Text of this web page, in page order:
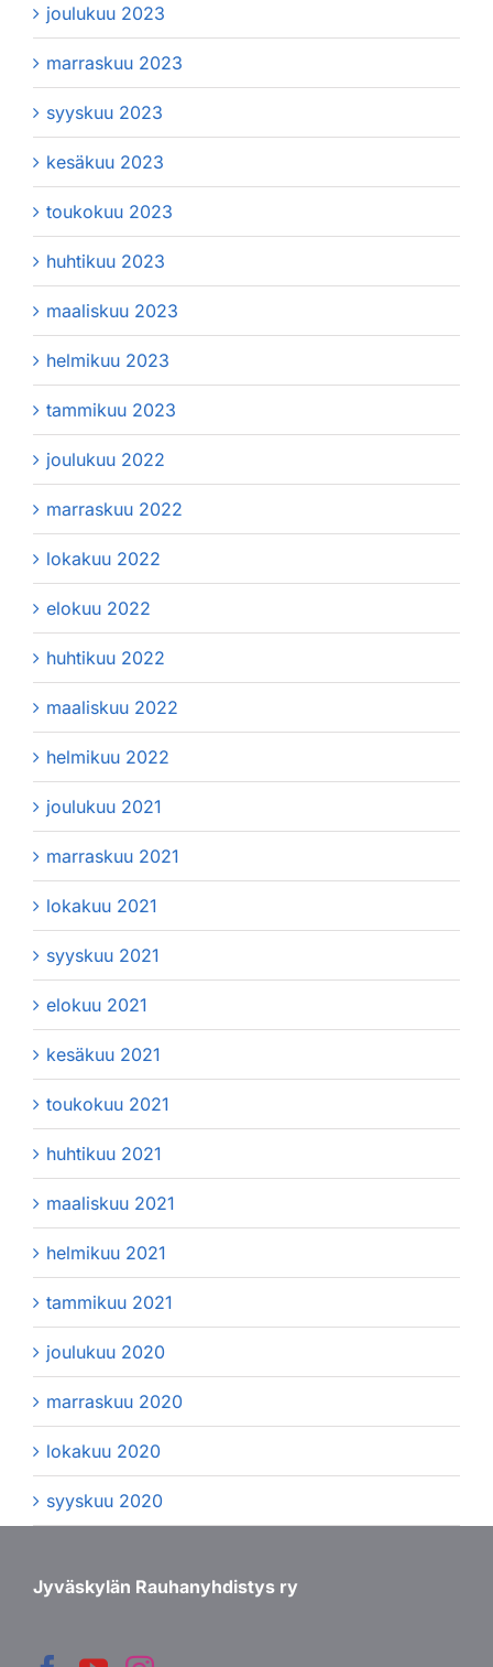
joulukuu 2023
marraskuu 2023
syyskuu 2023
kesäkuu 2023
toukokuu 2023
huhtikuu 2023
maaliskuu 2023
helmikuu 2023
tammikuu 2023
joulukuu 2022
marraskuu 2022
lokakuu 2022
elokuu 2022
huhtikuu 2022
maaliskuu 2022
helmikuu 2022
joulukuu 2021
marraskuu 2021
lokakuu 2021
syyskuu 2021
elokuu 2021
kesäkuu 2021
toukokuu 2021
huhtikuu 2021
maaliskuu 2021
helmikuu 2021
tammikuu 2021
joulukuu 2020
marraskuu 2020
lokakuu 2020
syyskuu 2020
Jyväskylän Rauhanyhdistys ry